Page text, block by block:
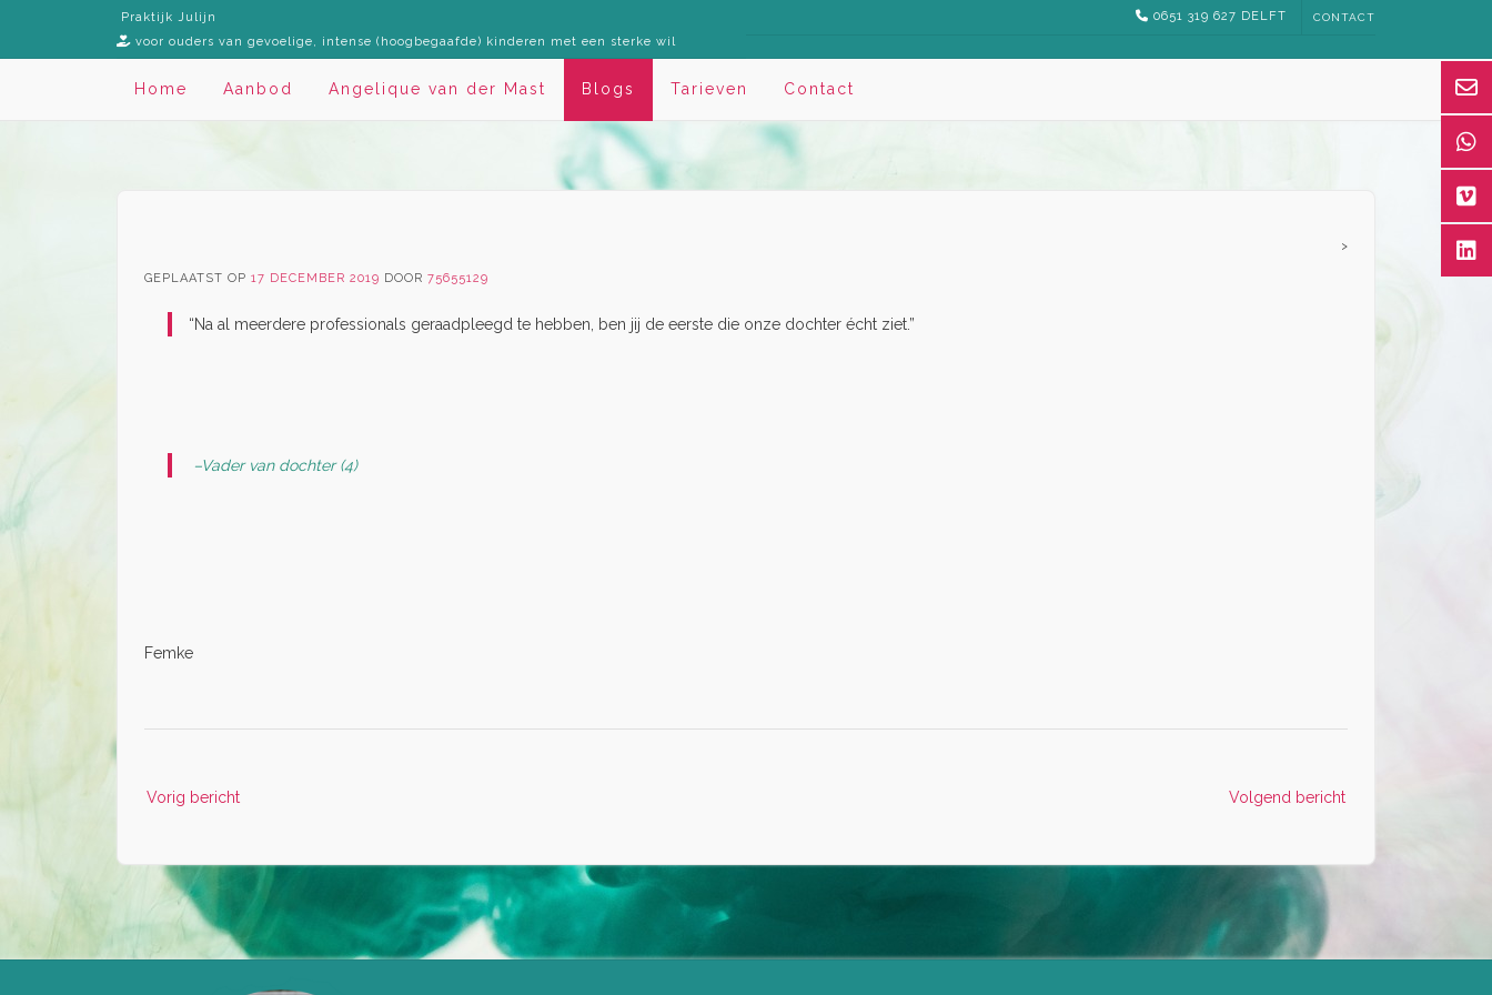
inhoud
Praktijk Julijn
voor ouders van gevoelige, intense (hoogbegaafde) kinderen met een sterke wil
0651 319 627 DELFT CONTACT
Home Aanbod Angelique van der Mast Blogs Tarieven Contact
>
GEPLAATST OP 17 DECEMBER 2019 DOOR 75655129
“Na al meerdere professionals geraadpleegd te hebben, ben jij de eerste die onze dochter écht ziet.”
–Vader van dochter (4)
Femke
navigatie
Vorig bericht Volgend bericht